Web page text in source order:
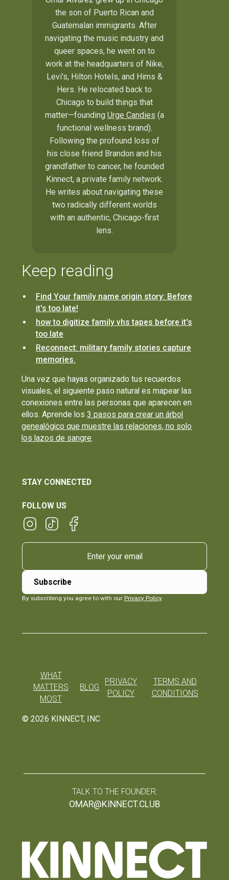
the son of Puerto Rican and
Guatemalan immigrants. After
navigating the music industry and
queer spaces, he went on to
work at the headquarters of Nike,
Levi's, Hilton Hotels, and Hims &
Hers. He relocated back to
Chicago to build things that
matter—founding Urge Candies (a
functional wellness brand).
Following the profound loss of
his close friend Brandon and his
grandfather to cancer, he founded
Kinnect, a private family network.
He writes about navigating these
two radically different worlds
with an authentic, Chicago-first
lens.
Keep reading
Find Your family name origin story: Before
it's too late!
how to digitize family vhs tapes before it's
too late
Reconnect: military family stories capture
memories.
Una vez que hayas organizado tus recuerdos
visuales, el siguiente paso natural es mapear las
conexiones entre las personas que aparecen en
ellos. Aprende los3 pasos para crear un árbol
genealógico que muestre las relaciones, no solo
los lazos de sangre.
STAY CONNECTED
FOLLOW US
By subscribing you agree to with our Privacy Policy
© 2026 KINNECT, INC
WHAT
MATTERS
MOST
BLOG
PRIVACY
POLICY
TERMS AND
CONDITIONS
TALK TO THE FOUNDER:
OMAR@KINNECT.CLUB